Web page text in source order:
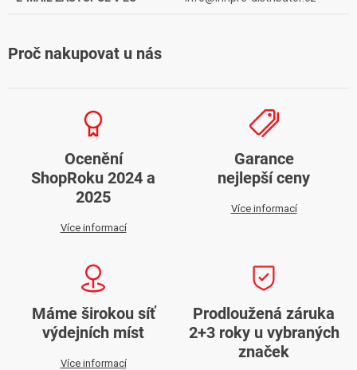
Proč nakupovat u nás
Ocenění
ShopRoku 2024 a
2025
Více informací
Garance
nejlepší ceny
Více informací
Máme širokou síť
výdejních míst
Více informací
Prodloužená záruka
2+3 roky u vybraných
značek